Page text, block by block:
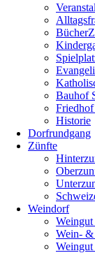
Bauhof
Historie
Dorfrundgang
Zünfte
Weindorf
Wein-
Weingut